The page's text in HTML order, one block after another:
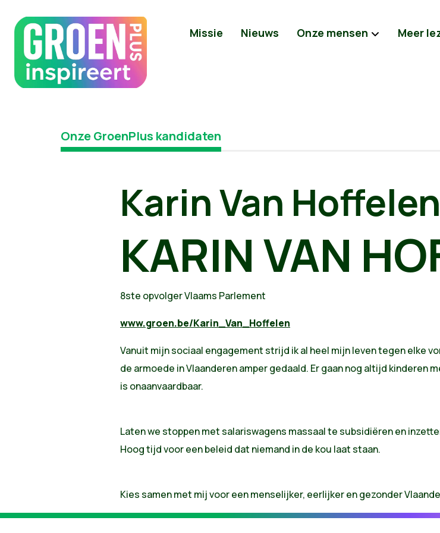
Missie Nieuws Onze mensen Meer
Onze GroenPlus kandidaten
Karin Van Hoffelen
KARIN VAN
8ste opvolger Vlaams Parlement
www.groen.be/Karin_Van_Hoffelen
Vanuit mijn sociaal engagement strijd ik al heel mijn leven tegen elke
de armoede in Vlaanderen amper gedaald. Er gaan nog altijd kinderen
is onaanvaardbaar.
Laten we stoppen met salariswagens massaal te subsidiëren en
Hoog tijd voor een beleid dat niemand in de kou laat staan.
Kies samen met mij voor een menselijker, eerlijker en gezonder